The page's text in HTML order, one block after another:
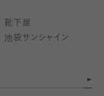
靴下屋
池袋サンシャイン